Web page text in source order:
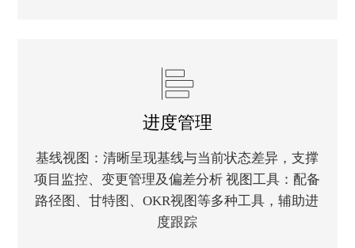
进度管理
基线视图：清晰呈现基线与当前状态差异，支撑
项目监控、变更管理及偏差分析 视图工具：配备
路径图、甘特图、OKR视图等多种工具，辅助进
度跟踪